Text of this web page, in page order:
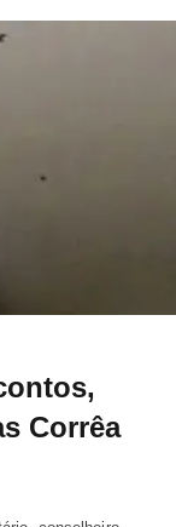
Corrêa